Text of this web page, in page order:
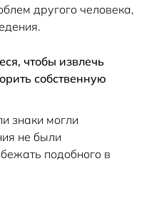
другого человека,
чтобы извлечь
собственную
знаки могли
не были
подобного в